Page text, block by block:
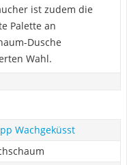
ist zudem die
Palette an
Dusche
Wahl.
Wachgeküsst